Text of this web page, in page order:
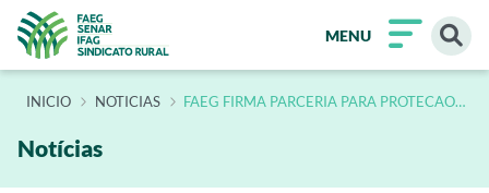
MENU
INÍCIO NOTICIAS FAEG FIRMA PARCERIA PARA PROTECAO
Notícias